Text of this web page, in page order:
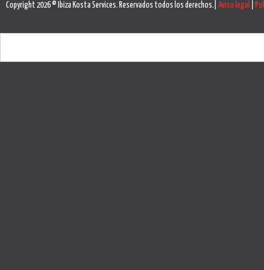
Copyright 2026 © Ibiza Kosta Services. Reservados todos los derechos.| Aviso legal